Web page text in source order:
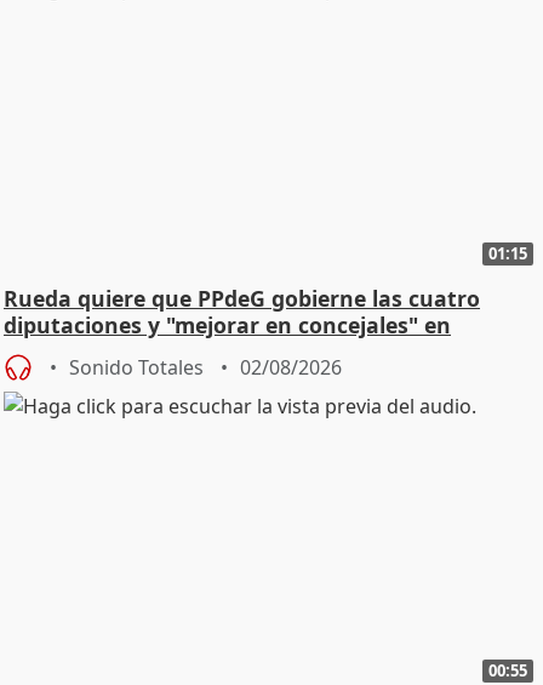
01:15
Rueda quiere que PPdeG gobierne las cuatro
diputaciones y "mejorar en concejales" en
ciudades
Sonido Totales 02/08/2026
00:55